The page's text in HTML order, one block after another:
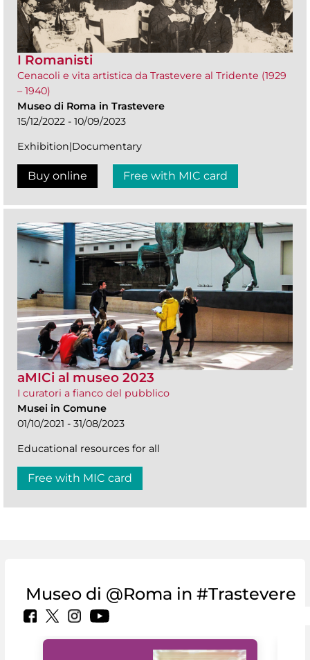
I Romanisti
Cenacoli e vita artistica da Trastevere al Tridente (1929
– 1940)
Museo di Roma in Trastevere
15/12/2022 - 10/09/2023
Exhibition|Documentary
Buy online Free with MIC card
aMICi al museo 2023
I curatori a fianco del pubblico
Musei in Comune
01/10/2021 - 31/08/2023
Educational resources for all
Free with MIC card
Museo di @Roma in #Trastevere